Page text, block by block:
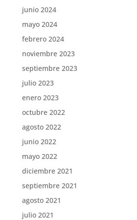
junio 2024
mayo 2024
febrero 2024
noviembre 2023
septiembre 2023
julio 2023
enero 2023
octubre 2022
agosto 2022
junio 2022
mayo 2022
diciembre 2021
septiembre 2021
agosto 2021
julio 2021